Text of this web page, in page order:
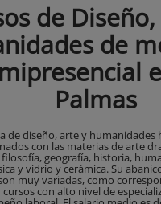
de
de
Palmas
de diseño, arte y
con las materias de arte
geografía, historia,
y vidrio y cerámica. Su
muy variadas, como
cursos con alto nivel de